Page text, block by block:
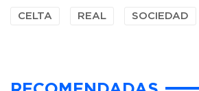
CELTA REAL SOCIEDAD